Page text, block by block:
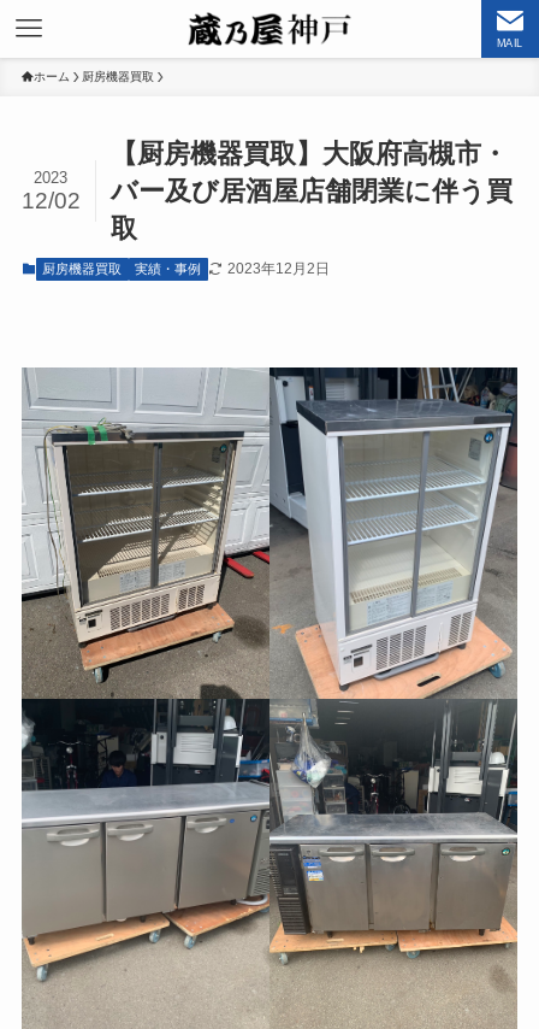
MAIL
ホーム 厨房機器買取
【厨房機器買取】大阪府高槻市・
バー及び居酒屋店舗閉業に伴う買
取
2023
12/02
厨房機器買取 実績・事例 2023年12月2日